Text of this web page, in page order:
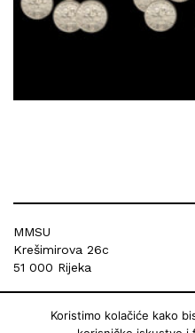
MMSU
Krešimirova 26c
51 000 Rijeka
Koristimo kolačiće kako